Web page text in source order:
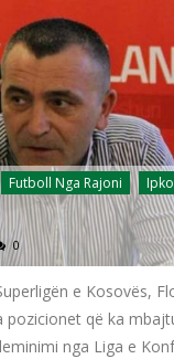
Futboll Nga Rajoni
0
e Kosovës,
që ka
nga Liga e